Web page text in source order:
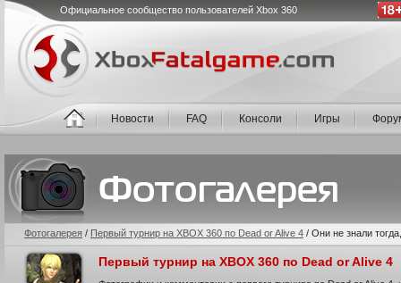
Официальное сообщество пользователей Xbox 360
Новости FAQ Консоли Игры
Фотогалерея / Первый турнир на XBOX 360 по Dead or Alive 4 / Они не знали
Первый турнир на XBOX 360 по Dead or Alive 4